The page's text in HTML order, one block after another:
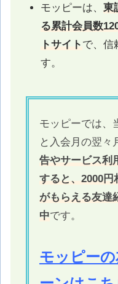
モッピーは、 東
る累計会員数
トサイト で、信
す。
モッピーでは、
と入会月の翌々
告やサービス利
すると、2000円
がもらえる友達
中です。
モッピー